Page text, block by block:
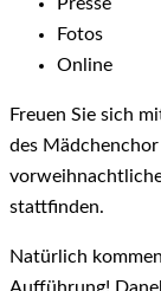
Presse
Fotos
Online
Freuen Sie sich
des
stattfinden.
Natürlich